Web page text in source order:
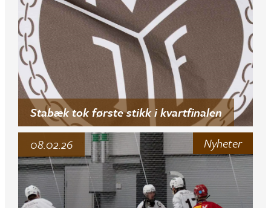
Stabæk tok første stikk i kvartfinalen
Nyheter
08.02.26